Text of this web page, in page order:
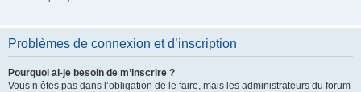
Problèmes de connexion et d’inscription
Pourquoi ai-je besoin de m’inscrire ?
Vous n’êtes pas dans l’obligation de le faire, mais les administrateurs du forum